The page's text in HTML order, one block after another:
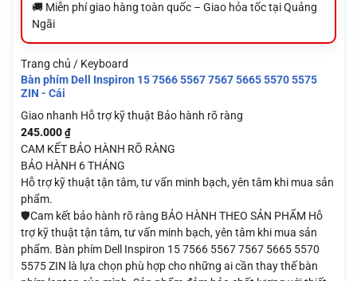
🚚 Miễn phí giao hàng toàn quốc – Giao hỏa tốc tại Quảng
Ngãi
Trang chủ / Keyboard
Bàn phím Dell Inspiron 15 7566 5567 7567 5665 5570 5575
ZIN - Cái
Giao nhanh Hỗ trợ kỹ thuật Bảo hành rõ ràng
245.000 ₫
CAM KẾT BẢO HÀNH RÕ RÀNG
BẢO HÀNH 6 THÁNG
Hỗ trợ kỹ thuật tận tâm, tư vấn minh bạch, yên tâm khi mua sản
phẩm.
🛡️Cam kết bảo hành rõ ràng BẢO HÀNH THEO SẢN PHẨM Hỗ
trợ kỹ thuật tận tâm, tư vấn minh bạch, yên tâm khi mua sản
phẩm. Bàn phím Dell Inspiron 15 7566 5567 7567 5665 5570
5575 ZIN là lựa chọn phù hợp cho những ai cần thay thế bàn